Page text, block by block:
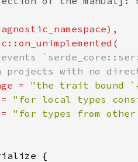
= "the trait bound
"for local types
"for types from